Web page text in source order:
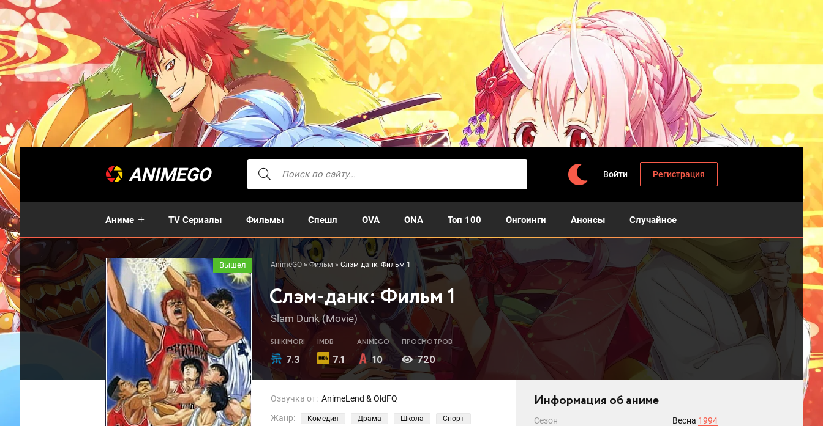
ANIMEGO Войти Регистрация
Аниме TV Сериалы Фильмы Спешл OVA ONA Топ 100 Онгоинги Анонсы Случайное
AnimeGO »Фильм » Слэм-данк: Фильм 1
Слэм-данк: Фильм 1
Вышел
Slam Dunk (Movie)
SHIKIMORI
7.3
IMDB
7.1
ANIMEGO
10
ПРОСМОТРОВ
720
Озвучка от: AnimeLend & OldFQ
Жанр:
Комедия Драма Школа Спорт
Информация об аниме
Сезон Весна 1994